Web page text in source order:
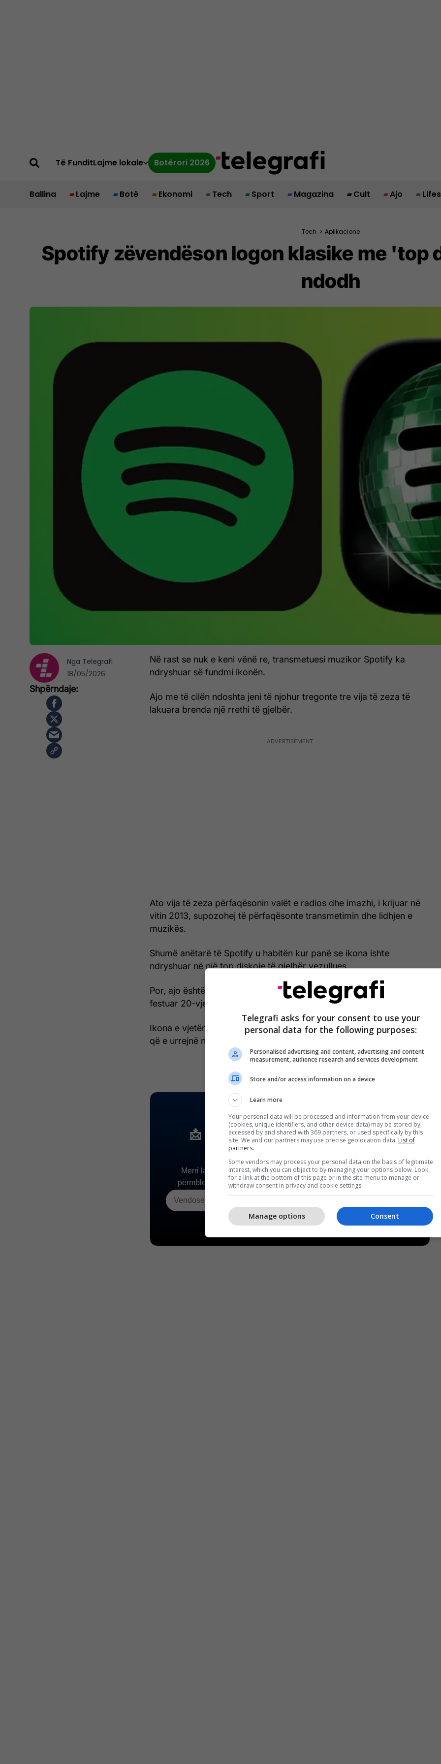
Të FunditLajme lokale Botërori 2026
Ballina Lajme Botë Ekonomi Tech Sport Magazina Cult Ajo
Tech > Aplikacione
Spotify zëvendëson logon klasike me 'top
ndodh
Në rast se nuk e keni vënë re, transmetuesi muzikor Spotify ka
ndryshuar së fundmi ikonën.
Ajo me të cilën ndoshta jeni të njohur tregonte tre vija të zeza të
lakuara brenda një rrethi të gjelbër.
Ato vija të zeza përfaqësonin valët e radios dhe imazhi, i krijuar në
vitin 2013, supozohej të përfaqësonte transmetimin dhe lidhjen e
muzikës.
Shumë anëtarë të Spotify u habitën kur panë se ikona ishte
ndryshuar në një top diskoje të gjelbër vezullues.
Por, ajo është vetëm e përkohshme dhe ndryshimi u bë vetëm për të
festuar 20-vjetorin e transmetuesit.
Ikona e vjetër do të kthehet këtë javë që vjen, kështu që ata prej jush
që e urrejnë ndryshimin tani mund të relaksohen.
Nga Telegrafi
18/05/2026
Telegrafi asks for your consent to use your
personal data for the following purposes:
Personalised advertising and content, advertising and content
measurement, audience research and services development
Store and/or access information on a device
Learn more
Your personal data will be processed and information from your device
(cookies, unique identifiers, and other device data) may be stored by,
accessed by and shared with 369 partners, or used specifically by this
site. We and our partners may use precise geolocation data. List of
partners.
Some vendors may process your personal data on the basis of legitimate
interest, which you can object to by managing your options below. Look
for a link at the bottom of this page or in the site menu to manage or
withdraw consent in privacy and cookie settings.
Consent
Manage options